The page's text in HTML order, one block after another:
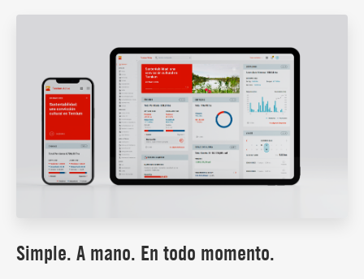
Simple. A mano. En todo momento.